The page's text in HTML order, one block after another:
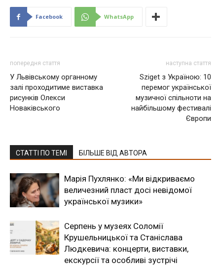
Facebook WhatsApp
попередня стаття
У Львівському органному
залі проходитиме виставка
рисунків Олекси
Новаківського
наступна стаття
Sziget з Україною: 10
перемог української
музичної спільноти на
найбільшому фестивалі
Європи
СТАТТІ ПО ТЕМІ БІЛЬШЕ ВІД АВТОРА
Марія Пухлянко: «Ми відкриваємо
величезний пласт досі невідомої
української музики»
Серпень у музеях Соломії
Крушельницької та Станіслава
Людкевича: концерти, виставки,
екскурсії та особливі зустрічі